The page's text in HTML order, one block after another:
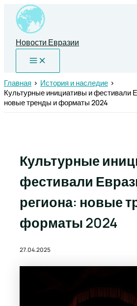
Перейти
содержимому
Новости Евразии
Главная
История и наследие
Культурные инициативы и фестивали
новые тренды и форматы 2024
Культурные
фестивали
региона: новые
форматы 2024
27.04.2025